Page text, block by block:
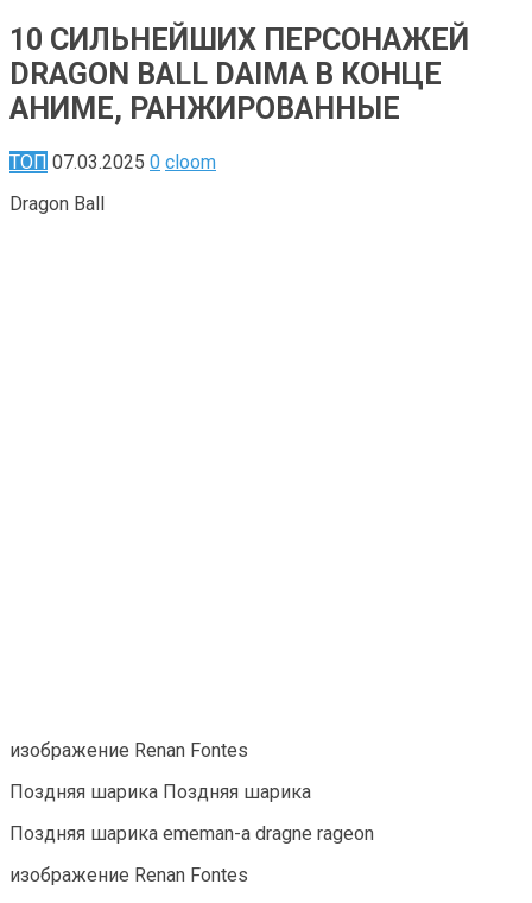
10 СИЛЬНЕЙШИХ ПЕРСОНАЖЕЙ
DRAGON BALL DAIMA В КОНЦЕ
АНИМЕ, РАНЖИРОВАННЫЕ
ТОП 07.03.2025 0 cloom
Dragon Ball
изображение Renan Fontes
Поздняя шарика Поздняя шарика
Поздняя шарика ememan-a dragne rageon
изображение Renan Fontes